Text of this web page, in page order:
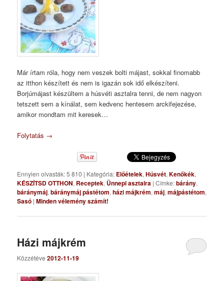
Már írtam róla, hogy nem veszek bolti májast, sokkal finomabb
az itthon készített és nem is igazán sok idő elkészíteni.
Borjúmájast készültem a húsvéti asztalra tenni, de nem nagyon
tetszett sem a kínálat, sem kedvenc hentesem arckifejezése,
amikor mondtam mit keresek…
Folytatás →
Ennyien olvasták: 5 810 | Kategória: Előételek,Húsvét,Kenőkék,
KÉSZÍTSD OTTHON, Receptek, Ünnepi asztalra |Címke:bárány,
báránymáj,báránymáj pástétom,házi májkrém,máj,májpástétom,
Sasó |Minden vélemény számít!
Házi májkrém
Közzétéve2012-11-19